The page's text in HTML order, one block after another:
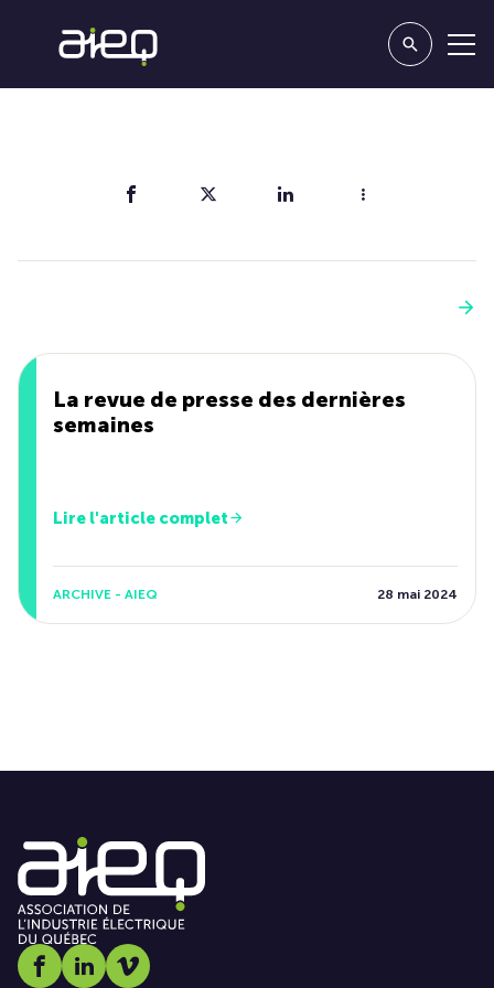
La revue de presse des dernières
semaines
Lire l'article complet
ARCHIVE - AIEQ 28 mai 2024
Social media link icon-facebook
Social media link icon-linkedin
Social media link icon-vimeo